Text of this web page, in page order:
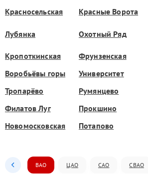
Красносельская
Красные Ворота
Лубянка Охотный Ряд
Кропоткинская
Фрунзенская
Воробьёвы горы
Университет
Тропарёво
Румянцево
Филатов Луг
Прокшино
Новомосковская
Потапово
ВАО ЦАО САО СВАО